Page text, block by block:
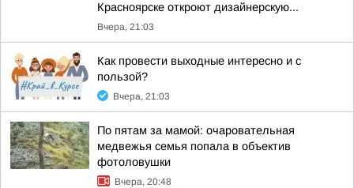
Красноярске откроют дизайнерскую...
Вчера, 21:03
Как провести выходные интересно и с
пользой?
Вчера, 21:03
По пятам за мамой: очаровательная
медвежья семья попала в объектив
фотоловушки
Вчера, 20:48